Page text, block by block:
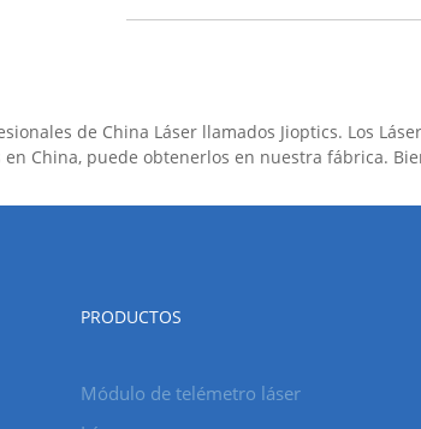
de China Láser llamados Jioptics. Los
China, puede obtenerlos en nuestra fábrica.
PRODUCTOS
Módulo de telémetro láser